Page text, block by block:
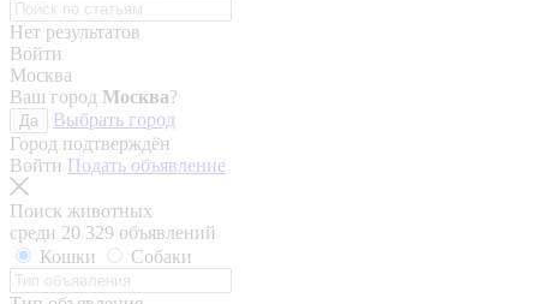
Нет результатов
Войти
Москва
Ваш город Москва?
Да
Выбрать город
Город подтверждён
Войти Подать объявление
Поиск животных
среди 20 329 объявлений
Кошки
Собаки